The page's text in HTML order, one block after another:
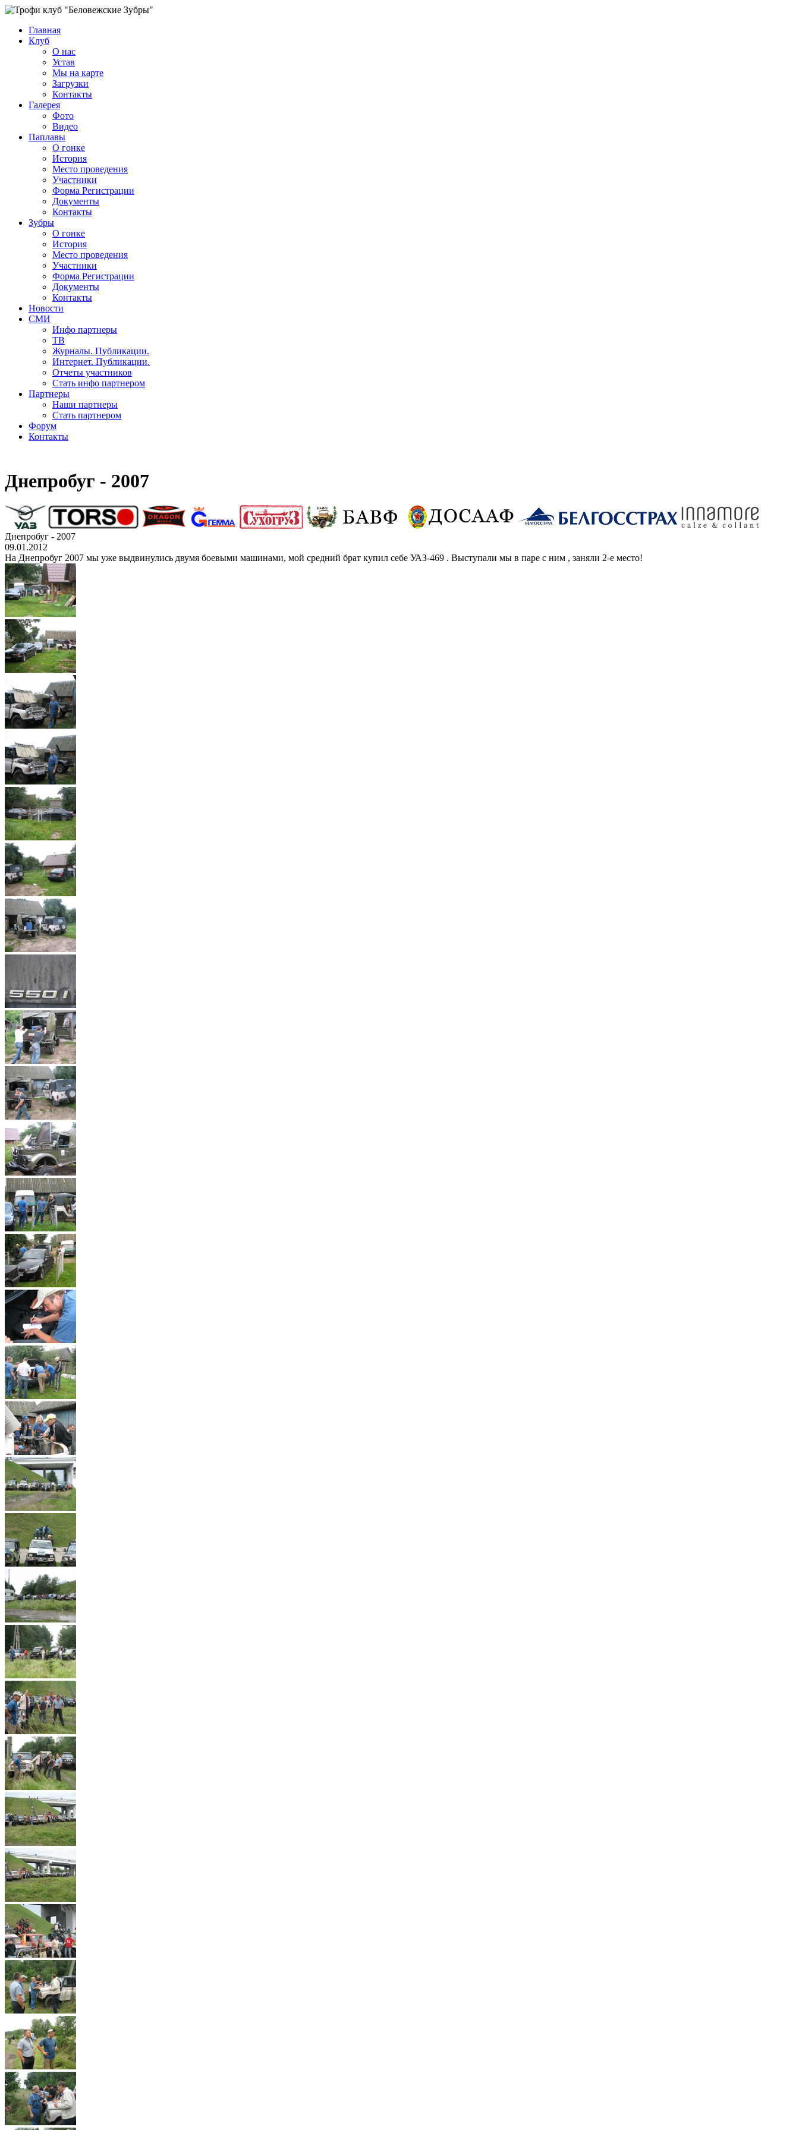
Главная
Клуб
О нас
Устав
Мы на карте
Загрузки
Контакты
Галерея
Фото
Видео
Паплавы
О гонке
История
Место проведения
Участники
Форма Регистрации
Документы
Контакты
Зубры
О гонке
История
Место проведения
Участники
Форма Регистрации
Документы
Контакты
Новости
СМИ
Инфо партнеры
ТВ
Журналы. Публикации.
Интернет. Публикации.
Отчеты участников
Стать инфо партнером
Партнеры
Наши партнеры
Стать партнером
Форум
Контакты
Днепробуг - 2007
Днепробуг - 2007
09.01.2012
На Днепробуг 2007 мы уже выдвинулись двумя боевыми машинами, мой средний брат купил себе УАЗ-469 . Выступали мы в паре с ним , заняли 2-е место!